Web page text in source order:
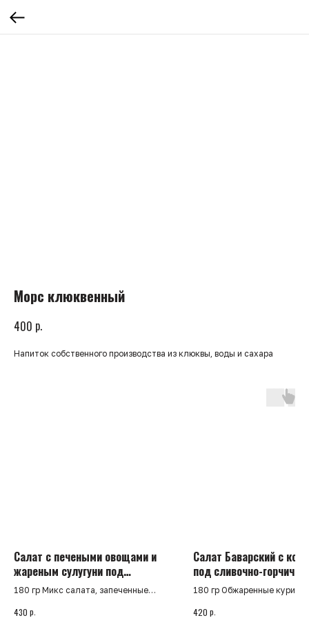
Морс клюквенный
400 р.
Напиток собственного производства из клюквы, воды и сахара
Салат с печеными овощами и
жареным сулугуни под
ореховым соусом
180 гр Микс салата, запеченные
болгарский, обжаренный сулугуни в
430 р.
Салат Баварский с
под сливочно-
соусом
180 гр Обжаренные
фри, маринованный огурец,
420 р.